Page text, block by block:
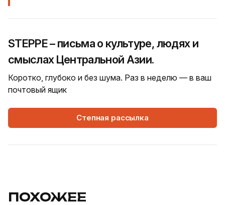
STEPPE – письма о культуре, людях и
смыслах Центральной Азии.
Коротко, глубоко и без шума. Раз в неделю — в ваш
почтовый ящик
Степная рассылка
ПОХОЖЕЕ